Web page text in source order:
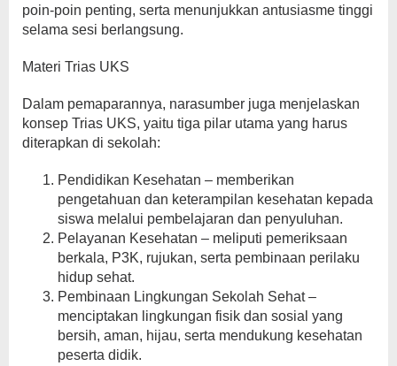
poin-poin penting, serta menunjukkan antusiasme tinggi
selama sesi berlangsung.
Materi Trias UKS
Dalam pemaparannya, narasumber juga menjelaskan
konsep Trias UKS, yaitu tiga pilar utama yang harus
diterapkan di sekolah:
Pendidikan Kesehatan – memberikan
pengetahuan dan keterampilan kesehatan kepada
siswa melalui pembelajaran dan penyuluhan.
Pelayanan Kesehatan – meliputi pemeriksaan
berkala, P3K, rujukan, serta pembinaan perilaku
hidup sehat.
Pembinaan Lingkungan Sekolah Sehat –
menciptakan lingkungan fisik dan sosial yang
bersih, aman, hijau, serta mendukung kesehatan
peserta didik.